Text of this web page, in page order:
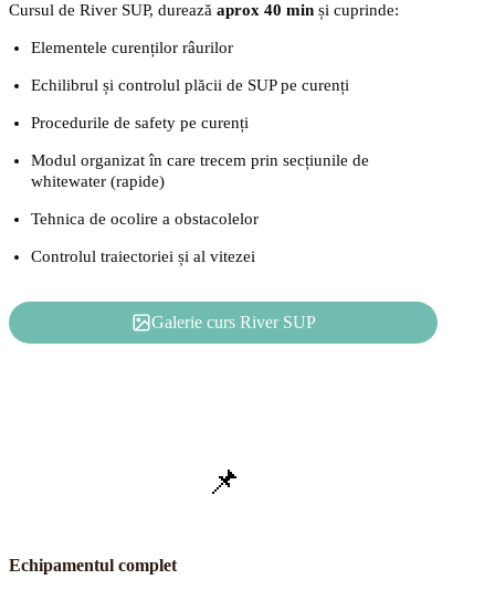
Cursul de River SUP, durează aprox 40 min și cuprinde:
Elementele curenților râurilor
Echilibrul și controlul plăcii de SUP pe curenți
Procedurile de safety pe curenți
Modul organizat în care trecem prin secțiunile de
whitewater (rapide)
Tehnica de ocolire a obstacolelor
Controlul traiectoriei și al vitezei
Galerie curs River SUP
📌
Echipamentul complet